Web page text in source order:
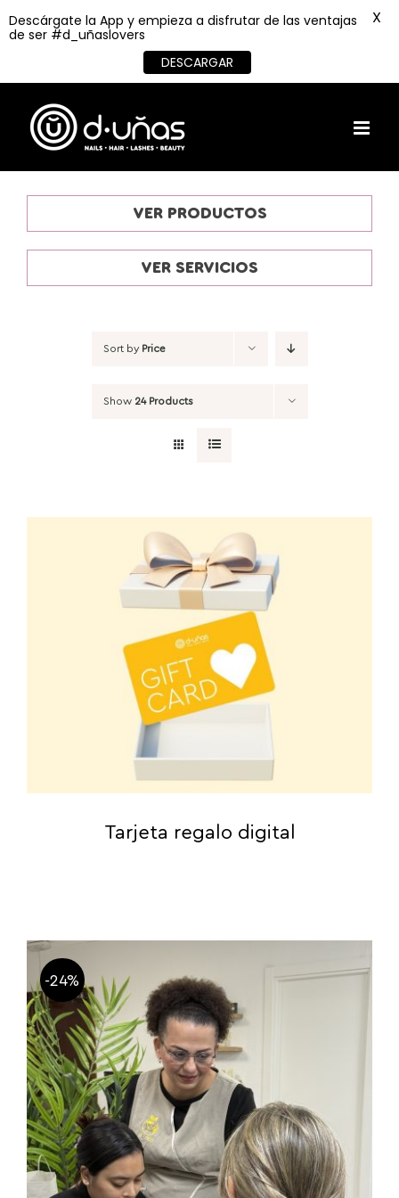
content
VER PRODUCTOS
VER SERVICIOS
Sort by Price
Show 24 Products
Tarjeta regalo digital
-24%
Descárgate la App y empieza a disfrutar de las ventajas
de ser #d_uñaslovers
DESCARGAR
X